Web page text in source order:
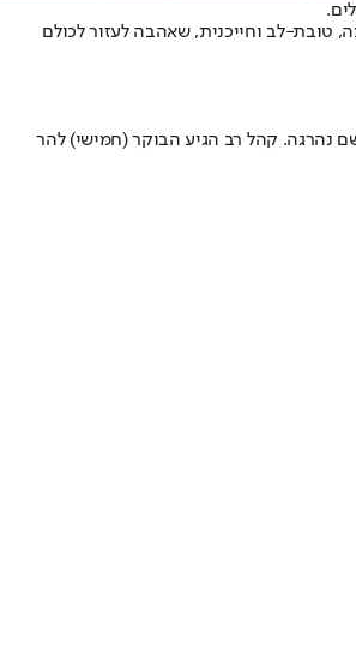
הגבול סיפרו שהייתה לוחמת ערכית, אמיצה, טובת-לב וחייכנית, שאהבה לעזור לכולם
בירושלים, שם נהרגה. קהל רב הגיע הבוקר (חמישי) להר